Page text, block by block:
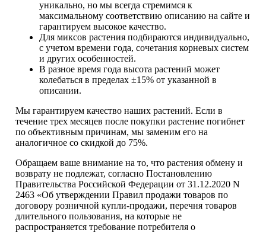
уникально, но мы всегда стремимся к
максимальному соответствию описанию на сайте и
гарантируем высокое качество.
Для миксов растения подбираются индивидуально,
с учетом времени года, сочетания корневых систем
и других особенностей.
В разное время года высота растений может
колебаться в пределах ±15% от указанной в
описании.
Мы гарантируем качество наших растений. Если в
течение трех месяцев после покупки растение погибнет
по объективным причинам, мы заменим его на
аналогичное со скидкой до 75%.
Обращаем ваше внимание на то, что растения обмену и
возврату не подлежат, согласно Постановлению
Правительства Российской Федерации от 31.12.2020 N
2463 «Об утверждении Правил продажи товаров по
договору розничной купли-продажи, перечня товаров
длительного пользования, на которые не
распространяется требование потребителя о